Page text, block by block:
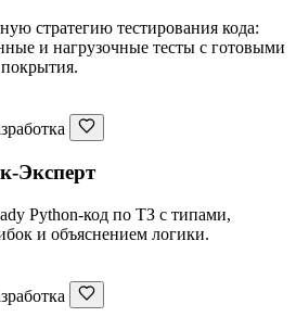
стратегию тестирования кода:
и нагрузочные тесты с готовыми
Эксперт
Python-код по ТЗ с типами,
и объяснением логики.